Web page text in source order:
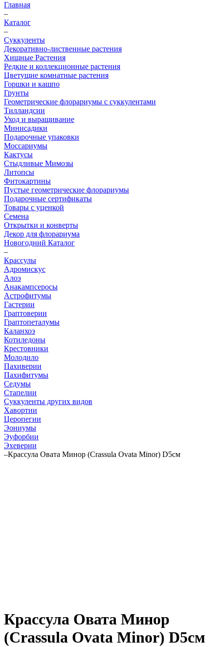
Главная
–
Каталог
–
Суккуленты
Декоративно-лиственные растения
Хищные Растения
Редкие и коллекционные растения
Цветущие комнатные растения
Горшки и кашпо
Грунты
Геометрические флорариумы с суккулентами
Тилландсии
Уход и выращивание
Минисадики
Подарочные упаковки
Моссариумы
Кактусы
Стыдливые Мимозы
Литопсы
Фитокартины
Пустые геометрические флорариумы
Подарочные сертификаты
Товары с уценкой
Семена
Открытки и конверты
Декор для флорариума
Новогодний Каталог
–
Крассулы
Адромискус
Алоэ
Анакампсеросы
Астрофитумы
Гастерии
Граптоверии
Граптопеталумы
Каланхоэ
Котиледоны
Крестовники
Молодило
Пахиверии
Пахифитумы
Седумы
Стапелии
Суккуленты других видов
Хавортии
Церопегии
Эониумы
Эуфорбии
Эхеверии
–Крассула Овата Минор (Crassula Ovata Minor) D5см
Крассула Овата Минор
(Crassula Ovata Minor) D5см